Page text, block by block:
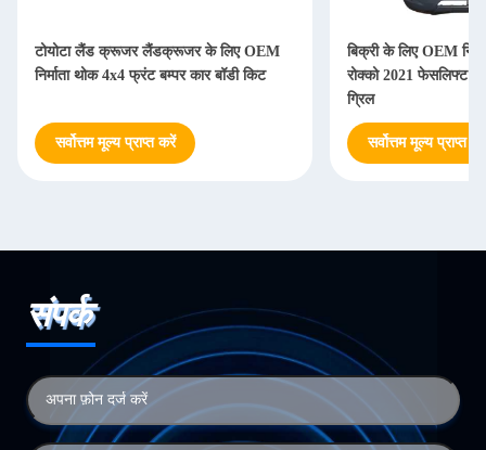
टोयोटा लैंड क्रूजर लैंडक्रूजर के लिए OEM
निर्माता थोक 4x4 फ्रंट बम्पर कार बॉडी किट
सर्वोत्तम मूल्य प्राप्त करें
बिक्री के लिए OEM
रोक्को 2021 फेसलिफ्ट
ग्रिल
सर्वोत्तम मूल्य प्राप्त
संपर्क